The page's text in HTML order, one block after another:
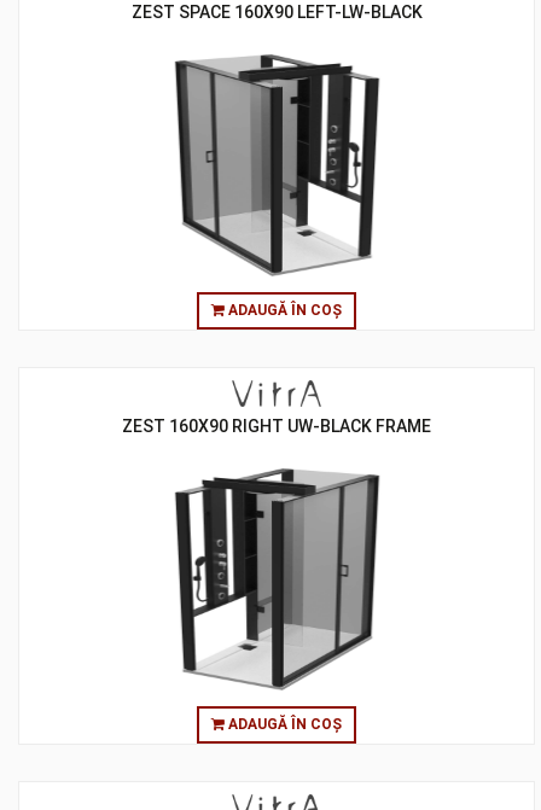
ZEST SPACE 160X90 LEFT-LW-BLACK
ADAUGĂ ÎN COȘ
ZEST 160X90 RIGHT UW-BLACK FRAME
ADAUGĂ ÎN COȘ